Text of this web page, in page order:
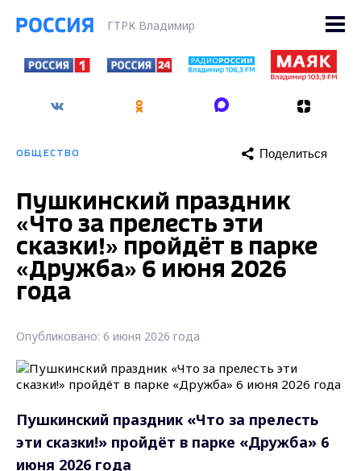
ГТРК Владимир
ОБЩЕСТВО Поделиться
Пушкинский праздник
«Что за прелесть эти
сказки!» пройдёт в парке
«Дружба» 6 июня 2026
года
Опубликовано: 6 июня 2026 года
Пушкинский праздник «Что за прелесть
эти сказки!» пройдёт в парке «Дружба» 6
июня 2026 года